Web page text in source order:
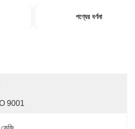
পণ্যের বর্ণনা
9001